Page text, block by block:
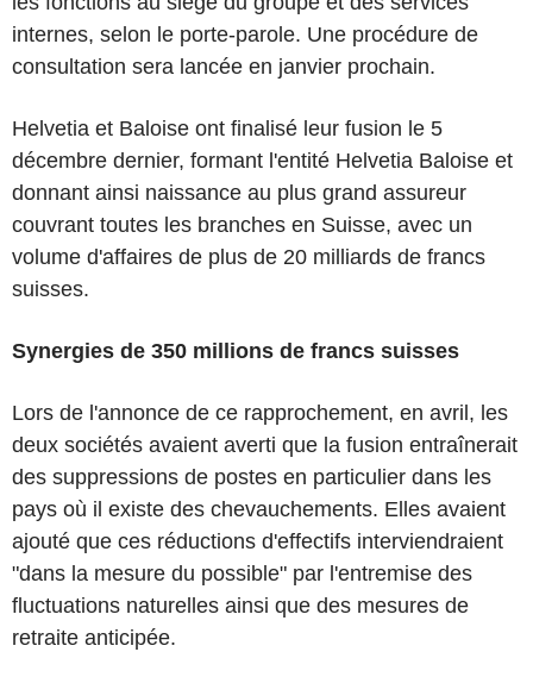
internes, selon le porte-parole. Une procédure de
consultation sera lancée en janvier prochain.
Helvetia et Baloise ont finalisé leur fusion le 5
décembre dernier, formant l'entité Helvetia Baloise et
donnant ainsi naissance au plus grand assureur
couvrant toutes les branches en Suisse, avec un
volume d'affaires de plus de 20 milliards de francs
suisses.
Synergies de 350 millions de francs suisses
Lors de l'annonce de ce rapprochement, en avril, les
deux sociétés avaient averti que la fusion entraînerait
des suppressions de postes en particulier dans les
pays où il existe des chevauchements. Elles avaient
ajouté que ces réductions d'effectifs interviendraient
"dans la mesure du possible" par l'entremise des
fluctuations naturelles ainsi que des mesures de
retraite anticipée.